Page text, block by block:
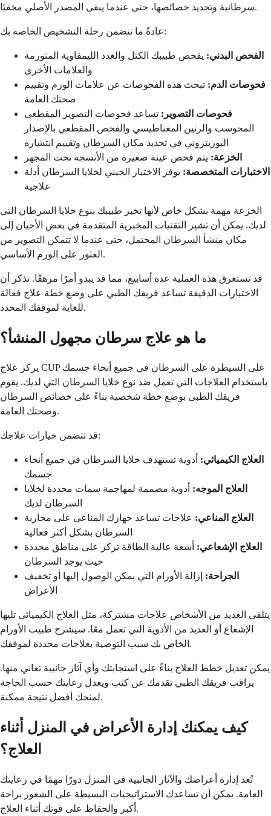
سرطانية وتحديد خصائصها، حتى عندما يبقى المصدر الأصلي مخفيًا.
عادةً ما تتضمن رحلة التشخيص الخاصة بك:
الفحص البدني: يفحص طبيبك الكتل والغدد الليمفاوية المتورمة
والعلامات الأخرى
فحوصات الدم: تبحث هذه الفحوصات عن علامات الورم وتقييم
صحتك العامة
فحوصات التصوير: تساعد فحوصات التصوير المقطعي
المحوسب والرنين المغناطيسي والفحص المقطعي بالإصدار
البوزيتروني في تحديد مكان السرطان وتقييم انتشاره
الخزعة: يتم فحص عينة صغيرة من الأنسجة تحت المجهر
الاختبارات المتخصصة: يوفر الاختبار الجيني لخلايا السرطان أدلة
علاجية
الخزعة مهمة بشكل خاص لأنها تخبر طبيبك بنوع خلايا السرطان التي
لديك. يمكن أن تشير التقنيات المخبرية المتقدمة في بعض الأحيان إلى
مكان منشأ السرطان المحتمل، حتى عندما لا تتمكن التصوير من
العثور على الورم الأساسي.
قد تستغرق هذه العملية عدة أسابيع، مما قد يبدو أمرًا مرهقًا. تذكر أن
الاختبارات الدقيقة تساعد فريقك الطبي على وضع خطة علاج فعالة
للغاية لموقفك المحدد.
ما هو علاج سرطان مجهول المنشأ؟
يركز علاج CUP على السيطرة على السرطان في جميع أنحاء جسمك
باستخدام العلاجات التي تعمل ضد نوع خلايا السرطان التي لديك. يقوم
فريقك الطبي بوضع خطة شخصية بناءً على خصائص السرطان
وصحتك العامة.
قد تتضمن خيارات علاجك:
العلاج الكيميائي: أدوية تستهدف خلايا السرطان في جميع أنحاء
جسمك
العلاج الموجه: أدوية مصممة لمهاجمة سمات محددة لخلايا
السرطان لديك
العلاج المناعي: علاجات تساعد جهازك المناعي على محاربة
السرطان بشكل أكثر فعالية
العلاج الإشعاعي: أشعة عالية الطاقة تركز على مناطق محددة
حيث يوجد السرطان
الجراحة: إزالة الأورام التي يمكن الوصول إليها أو تخفيف
الأعراض
يتلقى العديد من الأشخاص علاجات مشتركة، مثل العلاج الكيميائي تليها
الإشعاع أو العديد من الأدوية التي تعمل معًا. سيشرح طبيب الأورام
الخاص بك سبب التوصية بعلاجات محددة لموقفك.
يمكن تعديل خطط العلاج بناءً على استجابتك وأي آثار جانبية تعاني منها.
يراقب فريقك الطبي تقدمك عن كثب ويعدل رعايتك حسب الحاجة
لمنحك أفضل نتيجة ممكنة.
كيف يمكنك إدارة الأعراض في المنزل أثناء
العلاج؟
تُعد إدارة أعراضك والآثار الجانبية في المنزل دورًا مهمًا في رعايتك
العامة. يمكن أن تساعدك الاستراتيجيات البسيطة على الشعور براحة
أكبر والحفاظ على قوتك أثناء العلاج.